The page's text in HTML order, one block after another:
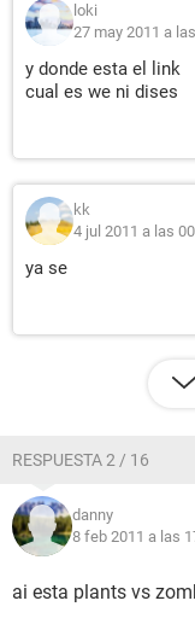
loki
27 may 2011 a
y donde esta el link
cual es we ni dises
kk
4 jul 2011 a las
ya se
RESPUESTA 2 / 16
danny
8 feb 2011 a las
ai esta plants vs